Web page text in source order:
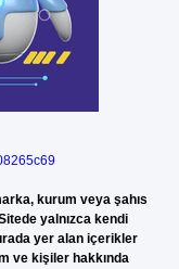
kurum veya şahıs
yalnızca kendi
yer alan içerikler
ve kişiler hakkında